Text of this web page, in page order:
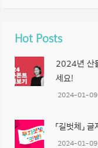
Hot Posts
2024년 산
세요!
2024-01-09
「길벗체」
2024-01-09